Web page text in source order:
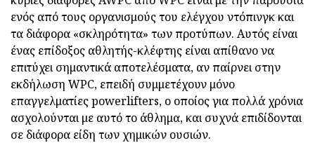
ενός από τους οργανισμούς του ελέγχου ντόπινγκ και
τα διάφορα «σκληρότητα» των προτύπων. Αυτός είναι
ένας επίδοξος αθλητής-κλέφτης είναι απίθανο να
επιτύχει σημαντικά αποτελέσματα, αν παίρνει στην
εκδήλωση WPC, επειδή συμμετέχουν μόνο
επαγγελματίες powerlifters, ο οποίος για πολλά χρόνια
ασχολούνται με αυτό το άθλημα, και συχνά επιδίδονται
σε διάφορα είδη των χημικών ουσιών.